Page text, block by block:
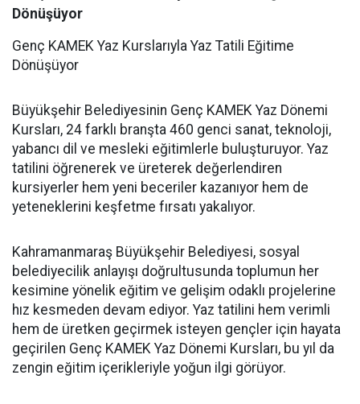
Dönüşüyor
Genç KAMEK Yaz Kurslarıyla Yaz Tatili Eğitime
Dönüşüyor
Büyükşehir Belediyesinin Genç KAMEK Yaz Dönemi
Kursları, 24 farklı branşta 460 genci sanat, teknoloji,
yabancı dil ve mesleki eğitimlerle buluşturuyor. Yaz
tatilini öğrenerek ve üreterek değerlendiren
kursiyerler hem yeni beceriler kazanıyor hem de
yeteneklerini keşfetme fırsatı yakalıyor.
Kahramanmaraş Büyükşehir Belediyesi, sosyal
belediyecilik anlayışı doğrultusunda toplumun her
kesimine yönelik eğitim ve gelişim odaklı projelerine
hız kesmeden devam ediyor. Yaz tatilini hem verimli
hem de üretken geçirmek isteyen gençler için hayata
geçirilen Genç KAMEK Yaz Dönemi Kursları, bu yıl da
zengin eğitim içerikleriyle yoğun ilgi görüyor.